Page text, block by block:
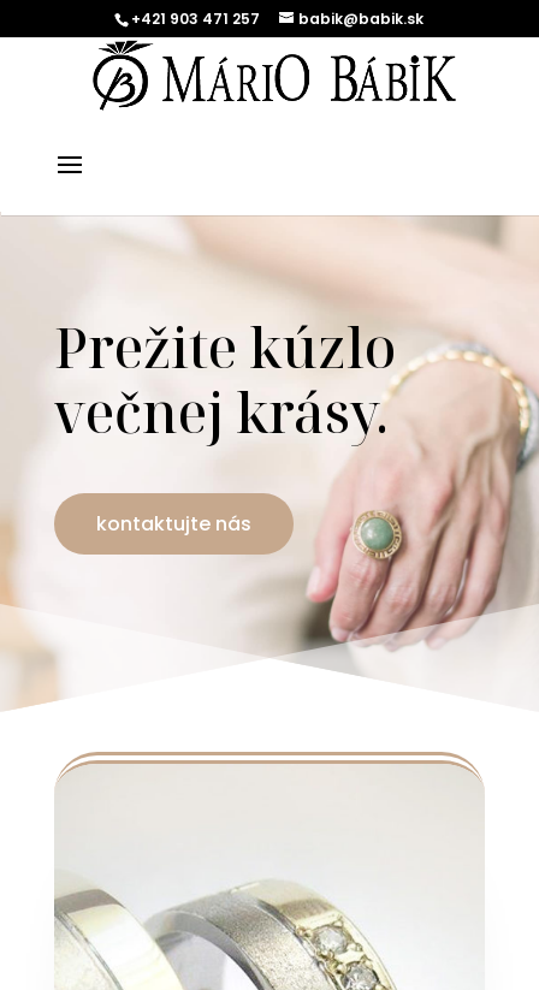
+421 903 471 257 babik@babik.sk
Prežite kúzlo
večnej krásy.
kontaktujte nás